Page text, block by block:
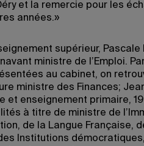
et la remercie pour les
années.»
supérieur,
ministre de l’Emploi.
au cabinet, on
ministre des Finances;
et enseignement primaire,
à titre de ministre de
de la Langue Française,
Institutions démocratiques,